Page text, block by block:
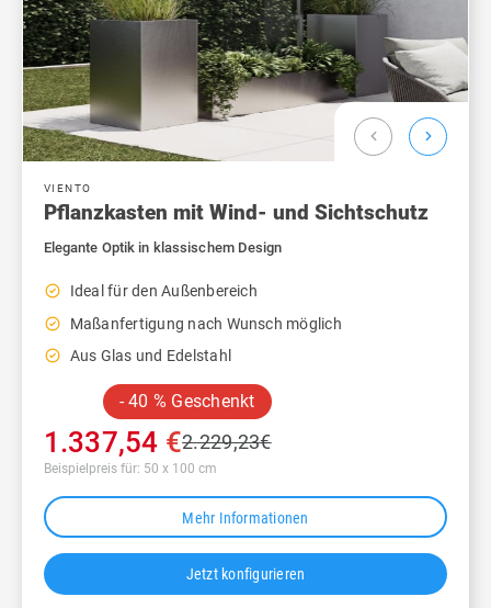
chevron_left chevron_right
VIENTO
Pflanzkasten mit Wind- und Sichtschutz
Elegante Optik in klassischem Design
check_circle_outline Ideal für den Außenbereich
check_circle_outline Maßanfertigung nach Wunsch möglich
check_circle_outline Aus Glas und Edelstahl
- 40 % Geschenkt
2.229,23€
1.337,54 €
Beispielpreis für: 50 x 100 cm
Mehr Informationen
Jetzt konfigurieren